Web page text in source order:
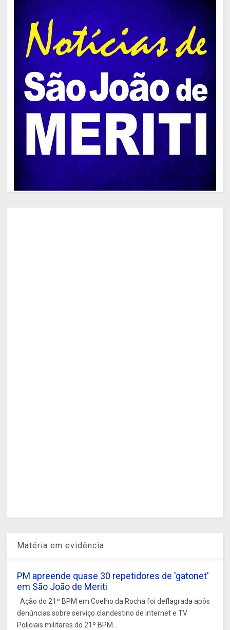
Matéria em evidência
PM apreende quase 30 repetidores de 'gatonet'
em São João de Meriti
Ação do 21º BPM em Coelho da Rocha foi deflagrada após
denúncias sobre serviço clandestino de internet e TV
Policiais militares do 21º BPM...